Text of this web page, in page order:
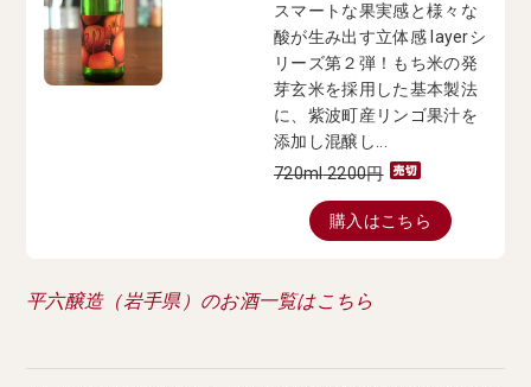
スマートな果実感と様々な
酸が生み出す立体感 layerシ
リーズ第２弾！もち米の発
芽玄米を採用した基本製法
に、紫波町産リンゴ果汁を
添加し混醸し...
720ml 2200円
購入はこちら
平六醸造（岩手県）のお酒一覧はこちら